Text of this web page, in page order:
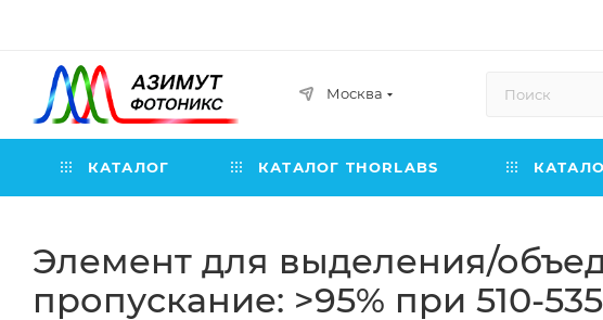
Москва
КАТАЛОГ КАТАЛОГ THORLABS
Элемент для выделения/
пропускание: >95% при 510-